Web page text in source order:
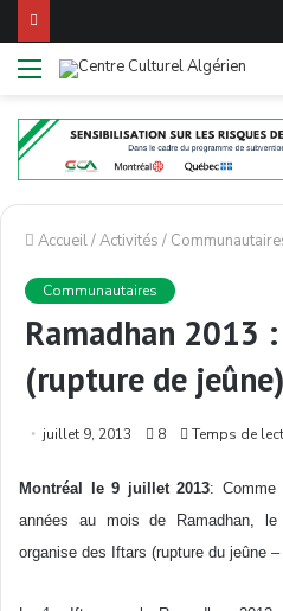
Menu
Accueil/Activités /
Communautaires
Ramadhan 2013
(rupture de
juillet 9, 2013 8 Temps de
Montréal le 9 juillet 2013: Comme
années au mois de Ramadhan, le
organise des Iftars (rupture du jeûne